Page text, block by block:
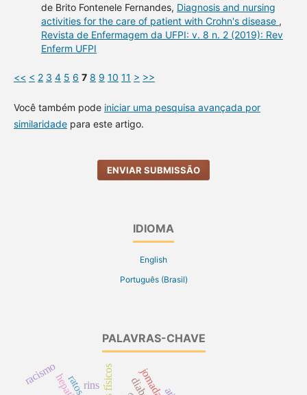
de Brito Fontenele Fernandes, Diagnosis and nursing
activities for the care of patient with Crohn's disease ,
Revista de Enfermagem da UFPI: v. 8 n. 2 (2019): Rev
Enferm UFPI
<< < 2 3 4 5 6 7 8 9 10 11 > >>
Você também pode iniciar uma pesquisa avançada por
similaridadepara este artigo.
ENVIAR SUBMISSÃO
IDIOMA
English
Português (Brasil)
PALAVRAS-CHAVE
rins
racismo